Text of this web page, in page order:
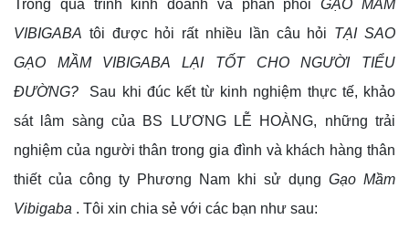
Trong quá trình kinh doanh và phân phốiGẠO MẦM
VIBIGABA tôi được hỏi rất nhiều lần câu hỏi TẠI SAO
GẠO MẦM VIBIGABA LẠI TỐT CHO NGƯỜI TIỂU
ĐƯỜNG?
Sau khi đúc kết từ kinh nghiệm thực tế, khảo
sát lâm sàng của BS LƯƠNG LỄ HOÀNG, những trải
nghiệm của người thân trong gia đình và khách hàng thân
thiết của công ty Phương Nam khi sử dụng Gạo Mầm
Vibigaba . Tôi xin chia sẻ với các bạn như sau: